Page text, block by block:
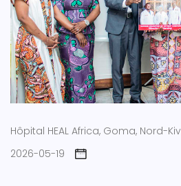
Hôpital HEAL Africa, Goma, Nord-
2026-05-19